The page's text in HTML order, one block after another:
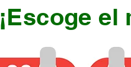
¡Escoge